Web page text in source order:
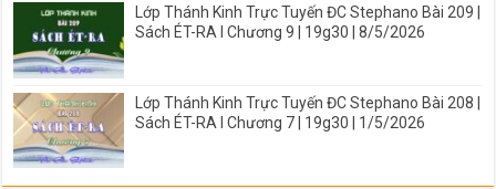
Lớp Thánh Kinh Trực Tuyến ĐC Stephano Bài 209 |
Sách ÉT-RA I Chương 9 | 19g30 | 8/5/2026
Lớp Thánh Kinh Trực Tuyến ĐC Stephano Bài 208 |
Sách ÉT-RA I Chương 7 | 19g30 | 1/5/2026